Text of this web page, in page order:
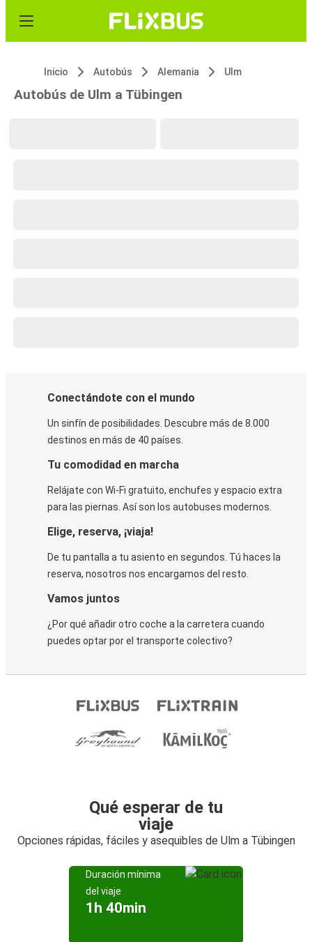
Inicio Autobús Alemania Ulm
Autobús de Ulm a Tübingen
Conectándote con el mundo
Un sinfín de posibilidades. Descubre más de 8.000
destinos en más de 40 países.
Tu comodidad en marcha
Relájate con Wi-Fi gratuito, enchufes y espacio extra
para las piernas. Así son los autobuses modernos.
Elige, reserva, ¡viaja!
De tu pantalla a tu asiento en segundos. Tú haces la
reserva, nosotros nos encargamos del resto.
Vamos juntos
¿Por qué añadir otro coche a la carretera cuando
puedes optar por el transporte colectivo?
Qué esperar de tu
viaje
Opciones rápidas, fáciles y asequibles de Ulm a Tübingen
Duración mínima
del viaje
1h 40min